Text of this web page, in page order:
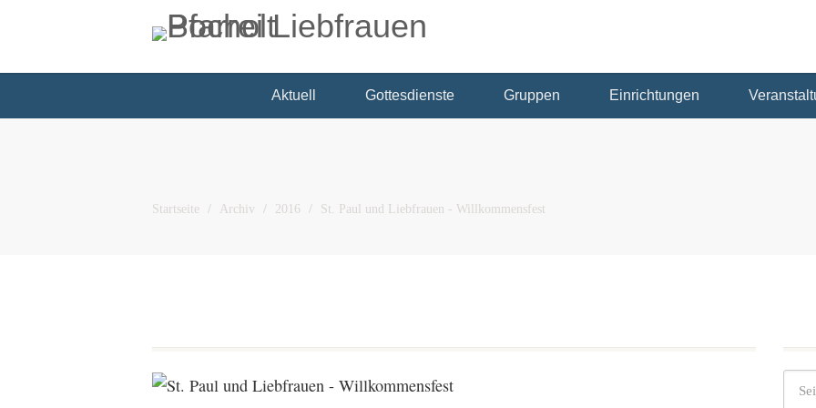
Aktuell Gottesdienste Gruppen Einrichtungen
Startseite Archiv 2016 St. Paul und Liebfrauen - Willkommensfest